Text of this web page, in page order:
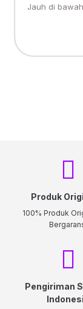
Jauh di
Produk
100% Produk
Pengiriman